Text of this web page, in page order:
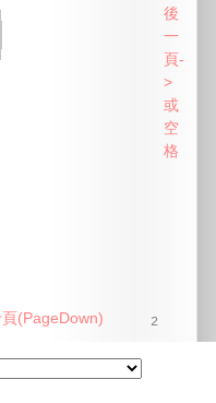
2
(PageDown)
後
一
頁-
>
或
空
格